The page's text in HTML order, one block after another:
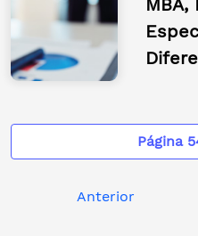
MBA,
Página
Anterior